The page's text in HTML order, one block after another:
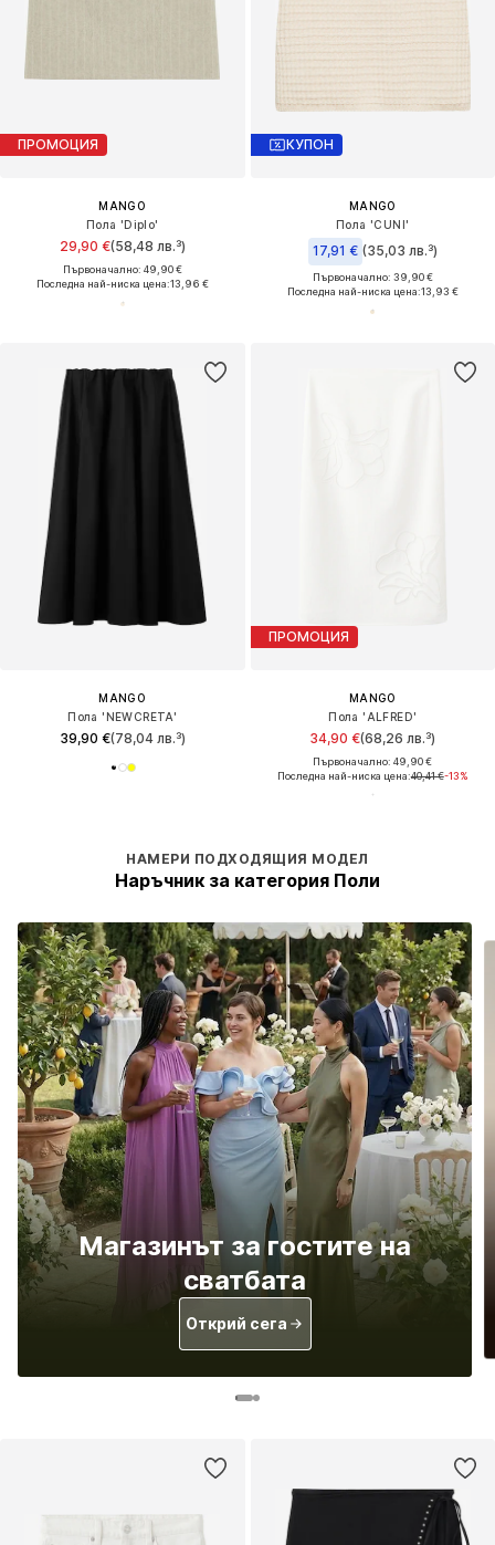
ПРОМОЦИЯ
MANGO
Пола 'Diplo'
29,90 €(58,48 лв.³)
Първоначално: 49,90 €
Последна най-ниска цена:13,96 €
КУПОН
MANGO
Пола 'CUNI'
17,91 € (35,03 лв.³)
Първоначално: 39,90 €
Последна най-ниска цена:13,93 €
MANGO
Пола 'NEWCRETA'
39,90 €(78,04 лв.³)
ПРОМОЦИЯ
MANGO
Пола 'ALFRED'
34,90 €(68,26 лв.³)
Първоначално: 49,90 €
Последна най-ниска цена:40,41 €-13%
НАМЕРИ ПОДХОДЯЩИЯ МОДЕЛ
Наръчник за категория Поли
Магазинът за гостите на
сватбата
Открий сега